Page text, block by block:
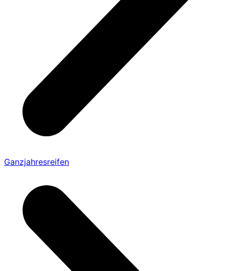
Ganzjahresreifen